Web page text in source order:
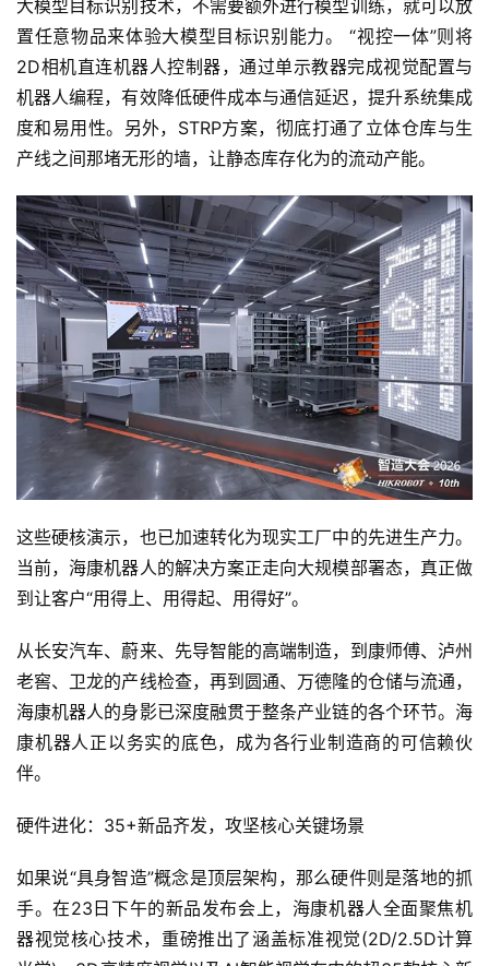
大模型目标识别技术，不需要额外进行模型训练，就可以放
置任意物品来体验大模型目标识别能力。 “视控一体”则将
2D相机直连机器人控制器，通过单示教器完成视觉配置与
机器人编程，有效降低硬件成本与通信延迟，提升系统集成
度和易用性。另外，STRP方案，彻底打通了立体仓库与生
产线之间那堵无形的墙，让静态库存化为的流动产能。
这些硬核演示，也已加速转化为现实工厂中的先进生产力。
当前，海康机器人的解决方案正走向大规模部署态，真正做
到让客户“用得上、用得起、用得好”。
从长安汽车、蔚来、先导智能的高端制造，到康师傅、泸州
老窖、卫龙的产线检查，再到圆通、万德隆的仓储与流通，
海康机器人的身影已深度融贯于整条产业链的各个环节。海
康机器人正以务实的底色，成为各行业制造商的可信赖伙
伴。
硬件进化：35+新品齐发，攻坚核心关键场景
如果说“具身智造”概念是顶层架构，那么硬件则是落地的抓
手。在23日下午的新品发布会上，海康机器人全面聚焦机
器视觉核心技术，重磅推出了涵盖标准视觉(2D/2.5D计算